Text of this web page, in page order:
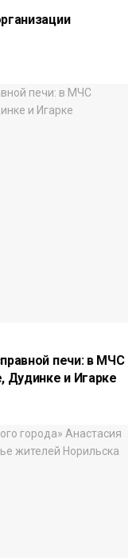
печи: в МЧС
Дудинке и Игарке